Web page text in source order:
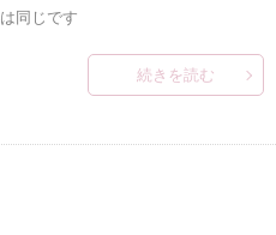
同じです
続きを読む